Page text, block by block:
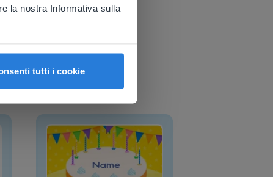
la nostra Informativa sulla
tutti i cookie